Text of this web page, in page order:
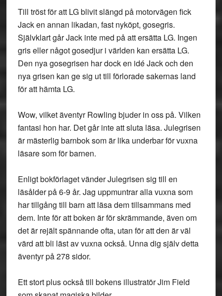
Till tröst för att LG blivit slängd på motorvägen fick
Jack en annan likadan, fast nyköpt, gosegris.
Självklart går Jack inte med på att ersätta LG. Ingen
gris eller något gosedjur i världen kan ersätta LG.
Den nya gosegrisen har dock en idé Jack och den
nya grisen kan ge sig ut till förlorade sakernas land
för att hämta LG.
Wow, vilket äventyr Rowling bjuder in oss på. Vilken
fantasi hon har. Det går inte att sluta läsa. Julegrisen
är mästerlig barnbok som är lika underbar för vuxna
läsare som för barnen.
Enligt bokförlaget vänder Julegrisen sig till en
läsålder på 6-9 år. Jag uppmuntrar alla vuxna som
har tillgång till barn att läsa dem tillsammans med
dem. Inte för att boken är för skrämmande, även om
det är rejält spännande ofta, utan för att den är väl
värd att bli läst av vuxna också. Unna dig själv detta
äventyr på 278 sidor.
Ett stort plus också till bokens illustratör Jim Field